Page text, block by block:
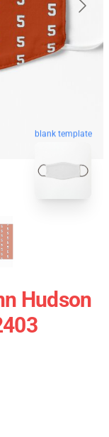
blank template
Hudson